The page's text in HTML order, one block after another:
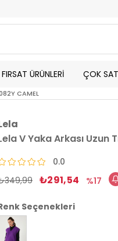
FIRSAT ÜRÜNLERİ ÇOK
CAMEL
V Yaka Arkası Uzun
0.0
₺291,54 17
Seçenekleri